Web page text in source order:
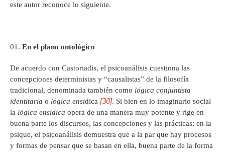
este autor reconoce lo siguiente.
En el plano ontológico
De acuerdo con Castoriadis, el psicoanálisis cuestiona las
concepciones deterministas y “causalistas” de la filosofía
tradicional, denominada también como lógica conjuntista
identitaria o lógica ensídica [30]. Si bien en lo imaginario social
la lógica ensídica opera de una manera muy potente y rige en
buena parte los discursos, las concepciones y las prácticas; en la
psique, el psicoanálisis demuestra que a la par que hay procesos
y formas de pensar que se basan en ella, buena parte de la forma